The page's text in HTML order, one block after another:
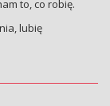
to, co robię.
lubię